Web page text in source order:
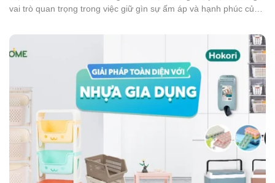
vai trò quan trọng trong việc giữ gìn sự ấm áp và hạnh phúc của
khẳng định vai trò của mình trong việc vun vén để gia...